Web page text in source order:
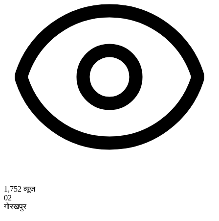
1,752व्यूज
02
गोरखपुर